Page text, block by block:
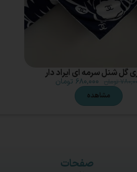
گل شنل سرمه ای ایراد دار
تومان ۶۸۰,۰۰۰ تومان
مشاهده
صفحات